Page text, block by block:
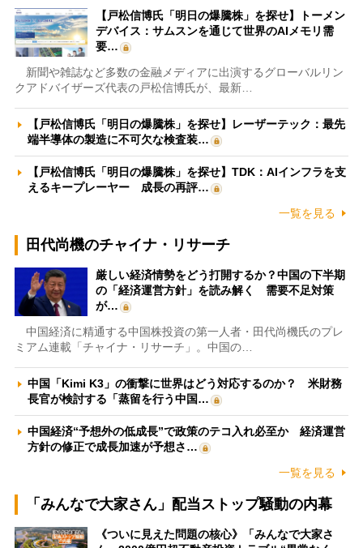
【戸松信博氏「明日の爆騰株」を探せ】トーメン
デバイス：サムスンを通じて世界のAIメモリ需
要…
新聞や雑誌など多数の金融メディアに出演するグローバルリン
クアドバイザーズ代表の戸松信博氏が、最新…
【戸松信博氏「明日の爆騰株」を探せ】レーザーテック：最先
端半導体の製造に不可欠な検査装…
【戸松信博氏「明日の爆騰株」を探せ】TDK：AIインフラを支
えるキープレーヤー 成長の再評…
一覧を見る
田代尚機のチャイナ・リサーチ
厳しい経済情勢をどう打開するか？中国の下半期
の「経済運営方針」を読み解く 需要不足対策
が…
中国経済に精通する中国株投資の第一人者・田代尚機氏のプレ
ミアム連載「チャイナ・リサーチ」。中国の…
中国「Kimi K3」の衝撃に世界はどう対応するのか？ 米財務
長官が検討する「蒸留を行う中国…
中国経済“予想外の低成長”で政策のテコ入れ必至か 経済運営
方針の修正で成長加速が予想さ…
一覧を見る
「みんなで大家さん」配当ストップ騒動の内幕
《ついに見えた問題の核心》「みんなで大家さ